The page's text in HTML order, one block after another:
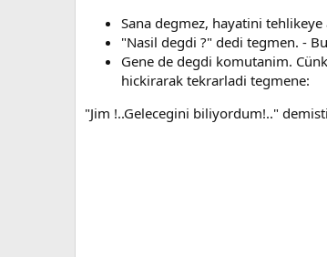
Sana degmez, hayatini
"Nasil degdi ?" dedi tegmen. -
Gene de degdi komutanim.
hickirarak tekrarladi tegmene:
"Jim !..Gelecegini biliyordum!.."